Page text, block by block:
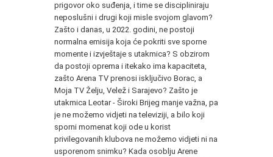
prigovor oko suđenja, i time se discipliniraju
neposlušni i drugi koji misle svojom glavom?
Zašto i danas, u 2022. godini, ne postoji
normalna emisija koja će pokriti sve sporne
momente i izvještaje s utakmica? S obzirom
da postoji oprema i itekako ima kapaciteta,
zašto Arena TV prenosi isključivo Borac, a
Moja TV Želju, Velež i Sarajevo? Zašto je
utakmica Leotar - Široki Brijeg manje važna, pa
je ne možemo vidjeti na televiziji, a bilo koji
sporni momenat koji ode u korist
privilegovanih klubova ne možemo vidjeti ni na
usporenom snimku? Kada osoblju Arene